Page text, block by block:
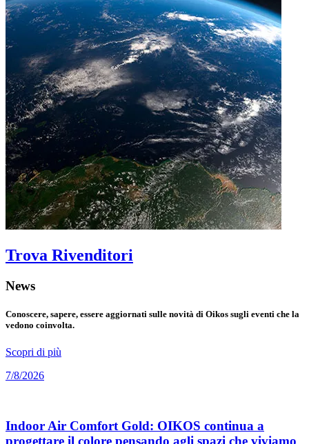
Trova Rivenditori
News
Conoscere, sapere, essere aggiornati sulle novità di Oikos sugli eventi che la
vedono coinvolta.
Scopri di più
7/8/2026
Indoor Air Comfort Gold: OIKOS continua a
progettare il colore pensando agli spazi che viviamo